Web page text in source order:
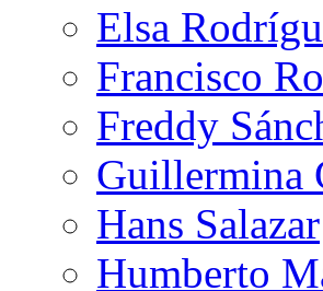
Elsa
Francisco
Freddy
Guillermina
Hans Salazar
Humberto